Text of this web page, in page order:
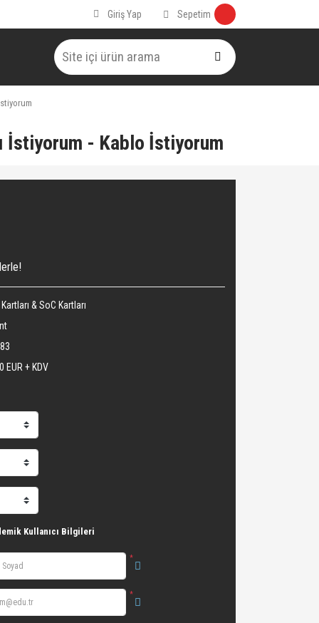
Giriş Yap Sepetim
İstiyorum - Kablo İstiyorum
Kartları & SoC Kartları
EUR + KDV
Kullanıcı Bilgileri
*
*